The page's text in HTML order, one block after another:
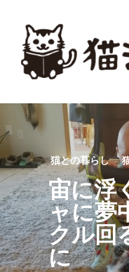
猫との暮らし
宙に浮
ャに夢
クル回
に